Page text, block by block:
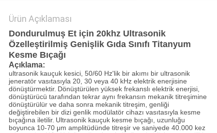
Ürün Açıklaması
Dondurulmuş Et için 20khz Ultrasonik
Özelleştirilmiş Genişlik Gıda Sınıfı Titanyum
Kesme Bıçağı
Açıklama:
ultrasonik kauçuk kesici, 50/60 Hz'lik bir akımı bir ultrasonik
jeneratör vasıtasıyla 20, 30 veya 40 kHz elektrik enerjisine
dönüştürmektir. Dönüştürülen yüksek frekanslı elektrik enerjisi,
dönüştürücü tarafından tekrar aynı frekansın mekanik titreşimine
dönüştürülür ve daha sonra mekanik titreşim, genliği
değiştirebilen bir dizi genlik modülatör cihazı vasıtasıyla kesme
bıçağına iletilir. Ultrasonik kauçuk kesme bıçağı, uzunluğu
boyunca 10-70 μm amplitüdünde titreşir ve saniyede 40.000 kez